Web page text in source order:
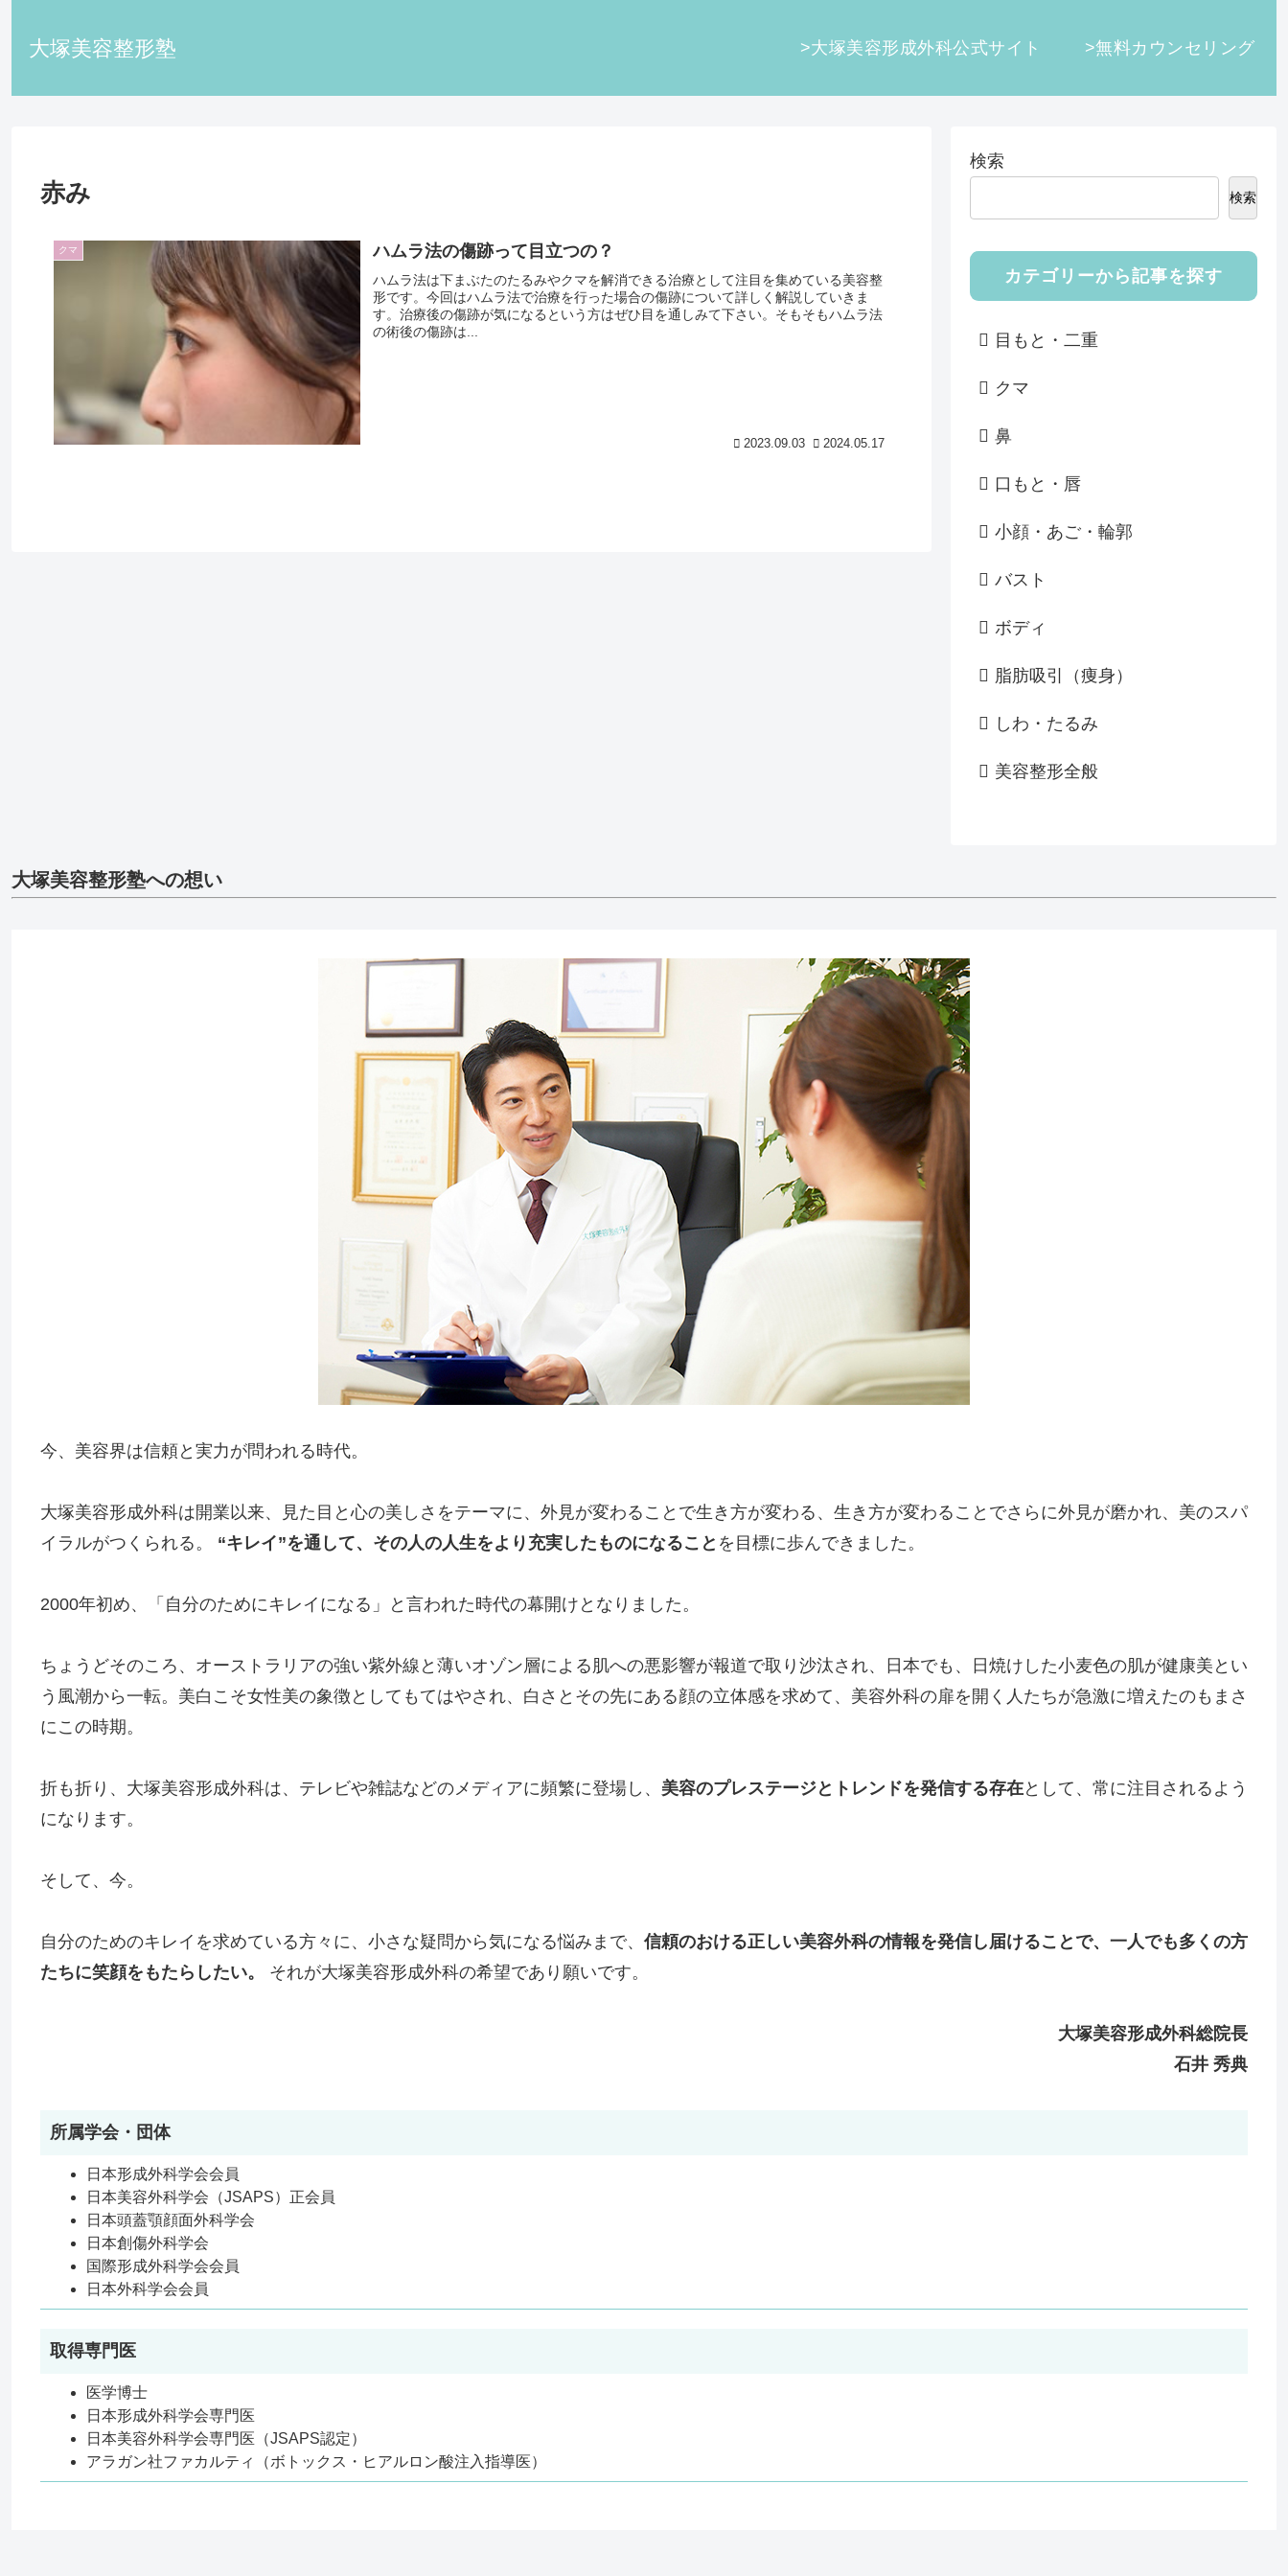
大塚美容整形塾 >大塚美容形成外科公式サイト >無料カウンセリング
赤み
クマ ハムラ法の傷跡って目立つの？
ハムラ法は下まぶたのたるみやクマを解消できる治療として注目を集めている美容整
形です。今回はハムラ法で治療を行った場合の傷跡について詳しく解説していきま
す。治療後の傷跡が気になるという方はぜひ目を通しみて下さい。そもそもハムラ法
の術後の傷跡は...
2023.09.03 2024.05.17
検索
検索
カテゴリーから記事を探す
目もと・二重
クマ
鼻
口もと・唇
小顔・あご・輪郭
バスト
ボディ
脂肪吸引（痩身）
しわ・たるみ
美容整形全般
大塚美容整形塾への想い
今、美容界は信頼と実力が問われる時代。
大塚美容形成外科は開業以来、見た目と心の美しさをテーマに、外見が変わることで生き方が変わる、生き方が変わることでさらに外見が磨かれ、美のスパ
イラルがつくられる。 “キレイ”を通して、その人の人生をより充実したものになること を目標に歩んできました。
2000年初め、「自分のためにキレイになる」と言われた時代の幕開けとなりました。
ちょうどそのころ、オーストラリアの強い紫外線と薄いオゾン層による肌への悪影響が報道で取り沙汰され、日本でも、日焼けした小麦色の肌が健康美とい
う風潮から一転。美白こそ女性美の象徴としてもてはやされ、白さとその先にある顔の立体感を求めて、美容外科の扉を開く人たちが急激に増えたのもまさ
にこの時期。
折も折り、大塚美容形成外科は、テレビや雑誌などのメディアに頻繁に登場し、 美容のプレステージとトレンドを発信する存在として、常に注目されるよう
になります。
そして、今。
自分のためのキレイを求めている方々に、小さな疑問から気になる悩みまで、 信頼のおける正しい美容外科の情報を発信し届けることで、一人でも多くの方
たちに笑顔をもたらしたい。
それが大塚美容形成外科の希望であり願いです。
大塚美容形成外科総院長
石井 秀典
所属学会・団体
日本形成外科学会会員
日本美容外科学会（JSAPS）正会員
日本頭蓋顎顔面外科学会
日本創傷外科学会
国際形成外科学会会員
日本外科学会会員
取得専門医
医学博士
日本形成外科学会専門医
日本美容外科学会専門医（JSAPS認定）
アラガン社ファカルティ（ボトックス・ヒアルロン酸注入指導医）